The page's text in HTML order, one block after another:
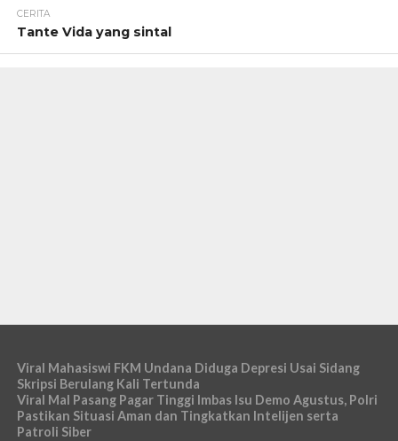
CERITA
Tante Vida yang sintal
Viral Mahasiswi FKM Undana Diduga Depresi Usai Sidang
Skripsi Berulang Kali Tertunda
Viral Mal Pasang Pagar Tinggi Imbas Isu Demo Agustus, Polri
Pastikan Situasi Aman dan Tingkatkan Intelijen serta
Patroli Siber